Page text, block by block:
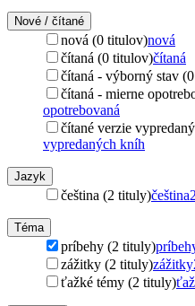
Nové / čítané
nová (0 titulov)nová
čítaná (0 titulov)čítaná
čítaná - výborný stav
čítaná - mierne
opotrebovaná
čítané verzie
vypredaných kníh
Jazyk
čeština (2 tituly)čeština2
Téma
príbehy (2 tituly)
zážitky (2 tituly)zážitky
ťažké témy (2 tituly)